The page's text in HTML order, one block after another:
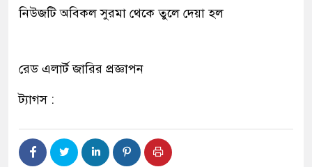
নিউজটি অবিকল সুরমা থেকে তুলে দেয়া হল
রেড এলার্ট জারির প্রজ্ঞাপন
ট্যাগস :